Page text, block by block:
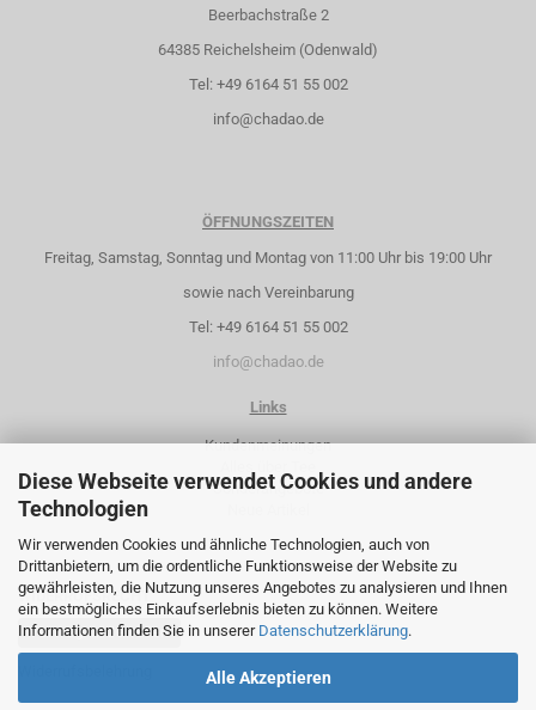
Diese Webseite verwendet Cookies und andere
Technologien
Wir verwenden Cookies und ähnliche Technologien, auch von
Drittanbietern, um die ordentliche Funktionsweise der Website zu
gewährleisten, die Nutzung unseres Angebotes zu analysieren und Ihnen
ein bestmögliches Einkaufserlebnis bieten zu können. Weitere
Informationen finden Sie in unserer Datenschutzerklärung.
Alle Akzeptieren
Beerbachstraße 2
64385 Reichelsheim (Odenwald)
Tel: +49 6164 51 55 002
info@chadao.de
ÖFFNUNGSZEITEN
Freitag, Samstag, Sonntag und Montag von 11:00 Uhr bis 19:00 Uhr
sowie nach Vereinbarung
Tel: +49 6164 51 55 002
info@chadao.de
Links
Kundenmeinungen
Sonderangebote
WIDERRUFSRECHT
Vertrag widerrufen